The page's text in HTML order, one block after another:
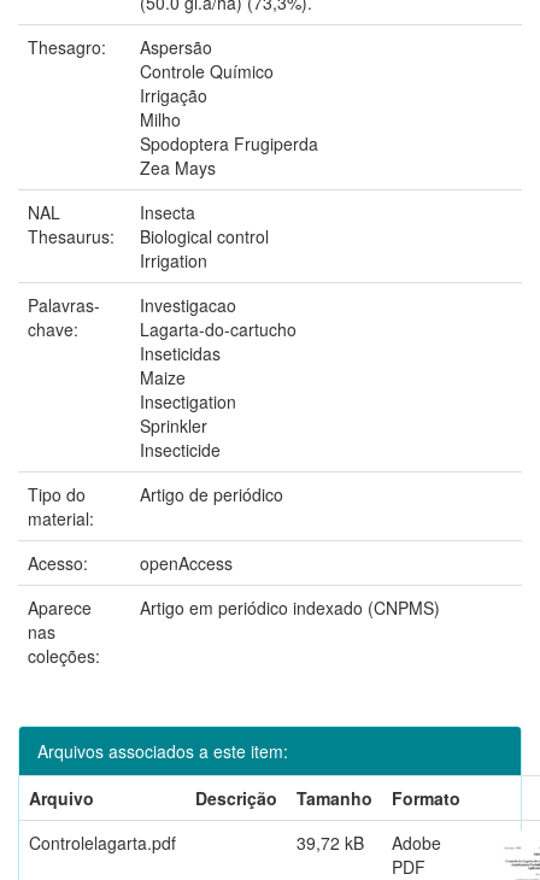
Thesagro:
Aspersão
Controle Químico
Irrigação
Milho
Spodoptera Frugiperda
Zea Mays
NAL
Thesaurus:
Insecta
Biological control
Irrigation
Palavras-
chave:
Investigacao
Lagarta-do-cartucho
Inseticidas
Maize
Insectigation
Sprinkler
Insecticide
Tipo do
material:
Artigo de periódico
Acesso:
openAccess
Aparece
nas
coleções:
Artigo em periódico indexado (CNPMS)
Arquivos associados a este item:
Arquivo
Descrição Tamanho
Formato
Controlelagarta.pdf
39,72 kB
Adobe
PDF